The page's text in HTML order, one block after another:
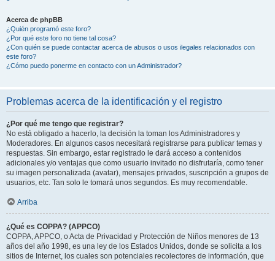
Acerca de phpBB
¿Quién programó este foro?
¿Por qué este foro no tiene tal cosa?
¿Con quién se puede contactar acerca de abusos o usos ilegales relacionados con
este foro?
¿Cómo puedo ponerme en contacto con un Administrador?
Problemas acerca de la identificación y el registro
¿Por qué me tengo que registrar?
No está obligado a hacerlo, la decisión la toman los Administradores y
Moderadores. En algunos casos necesitará registrarse para publicar temas y
respuestas. Sin embargo, estar registrado le dará acceso a contenidos
adicionales y/o ventajas que como usuario invitado no disfrutaría, como tener
su imagen personalizada (avatar), mensajes privados, suscripción a grupos de
usuarios, etc. Tan solo le tomará unos segundos. Es muy recomendable.
Arriba
¿Qué es COPPA? (APPCO)
COPPA, APPCO, o Acta de Privacidad y Protección de Niños menores de 13
años del año 1998, es una ley de los Estados Unidos, donde se solicita a los
sitios de Internet, los cuales son potenciales recolectores de información, que